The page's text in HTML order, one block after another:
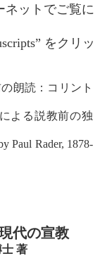
ネットでご覧に
をクリッ
朗読：コリント
よる説教前の独
Paul Rader, 1878-
代の宣教
著